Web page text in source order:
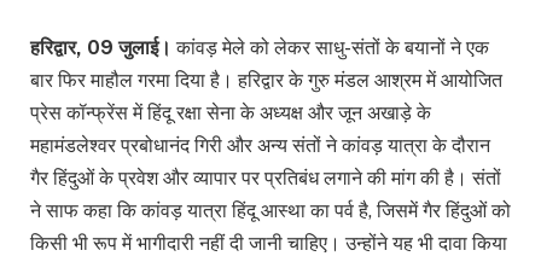
हरिद्वार, 09 जुलाई।कांवड़ मेले को लेकर साधु-संतों के बयानों ने एक
बार फिर माहौल गरमा दिया है। हरिद्वार के गुरु मंडल आश्रम में आयोजित
प्रेस कॉन्फ्रेंस में हिंदू रक्षा सेना के अध्यक्ष और जून अखाड़े के
महामंडलेश्वर प्रबोधानंद गिरी और अन्य संतों ने कांवड़ यात्रा के दौरान
गैर हिंदुओं के प्रवेश और व्यापार पर प्रतिबंध लगाने की मांग की है। संतों
ने साफ कहा कि कांवड़ यात्रा हिंदू आस्था का पर्व है, जिसमें गैर हिंदुओं को
किसी भी रूप में भागीदारी नहीं दी जानी चाहिए। उन्होंने यह भी दावा किया